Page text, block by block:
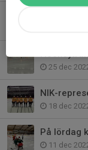
Prova på
25 dec
NIK-
18 dec
På lördag
11 dec